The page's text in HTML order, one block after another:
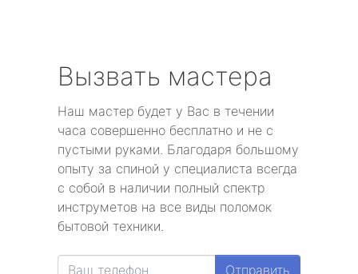
Вызвать мастера
Наш мастер будет у Вас в течении
часа совершенно бесплатно и не с
пустыми руками. Благодаря большому
опыту за спиной у специалиста всегда
с собой в наличии полный спектр
инструметов на все виды поломок
бытовой техники.
Отправить